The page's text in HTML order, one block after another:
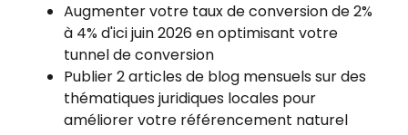
Augmenter votre taux de conversion de 2%
à 4% d'ici juin 2026 en optimisant votre
tunnel de conversion
Publier 2 articles de blog mensuels sur des
thématiques juridiques locales pour
améliorer votre référencement naturel